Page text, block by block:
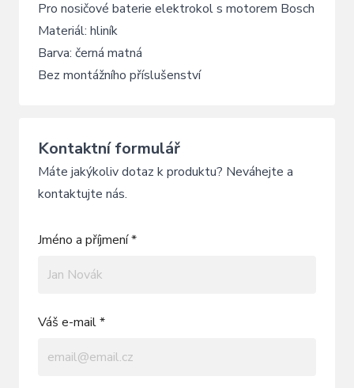
Pro nosičové baterie elektrokol s motorem Bosch
Materiál: hliník
Barva: černá matná
Bez montážního příslušenství
Kontaktní formulář
Máte jakýkoliv dotaz k produktu? Neváhejte a
kontaktujte nás.
Jméno a příjmení *
Váš e-mail *